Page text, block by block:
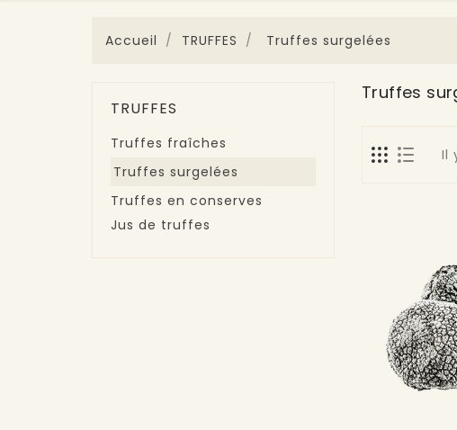
Accueil TRUFFES Truffes surgelées
TRUFFES
Truffes fraîches
Truffes surgelées
Truffes en conserves
Jus de truffes
Truffes
Il